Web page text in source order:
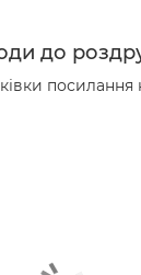
до
посилання